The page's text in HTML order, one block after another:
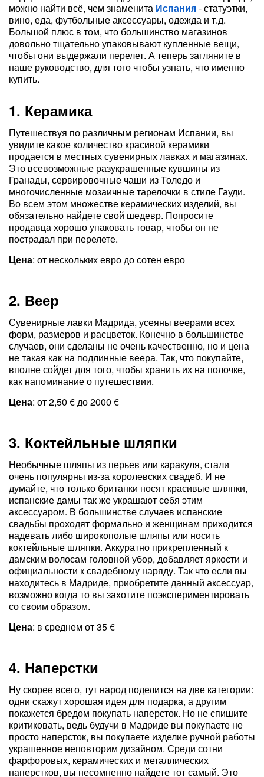
можно найти всё, чем знаменита Испания- статуэтки,
вино, еда, футбольные аксессуары, одежда и т.д.
Большой плюс в том, что большинство магазинов
довольно тщательно упаковывают купленные вещи,
чтобы они выдержали перелет. А теперь загляните в
наше руководство, для того чтобы узнать, что именно
купить.
1. Керамика
Путешествуя по различным регионам Испании, вы
увидите какое количество красивой керамики
продается в местных сувенирных лавках и магазинах.
Это всевозможные разукрашенные кувшины из
Гранады, сервировочные чаши из Толедо и
многочисленные мозаичные тарелочки в стиле Гауди.
Во всем этом множестве керамических изделий, вы
обязательно найдете свой шедевр. Попросите
продавца хорошо упаковать товар, чтобы он не
пострадал при перелете.
Цена: от нескольких евро до сотен евро
2. Веер
Сувенирные лавки Мадрида, усеяны веерами всех
форм, размеров и расцветок. Конечно в большинстве
случаев, они сделаны не очень качественно, но и цена
не такая как на подлинные веера. Так, что покупайте,
вполне сойдет для того, чтобы хранить их на полочке,
как напоминание о путешествии.
Цена: от 2,50 € до 2000 €
3. Коктейльные шляпки
Необычные шляпы из перьев или каракуля, стали
очень популярны из-за королевских свадеб. И не
думайте, что только британки носят красивые шляпки,
испанские дамы так же украшают себя этим
аксессуаром. В большинстве случаев испанские
свадьбы проходят формально и женщинам приходится
надевать либо широкополые шляпы или носить
коктейльные шляпки. Аккуратно прикрепленный к
дамским волосам головной убор, добавляет яркости и
официальности к свадебному наряду. Так что если вы
находитесь в Мадриде, приобретите данный аксессуар,
возможно когда то вы захотите поэкспериментировать
со своим образом.
Цена: в среднем от 35 €
4. Наперстки
Ну скорее всего, тут народ поделится на две категории:
одни скажут хорошая идея для подарка, а другим
покажется бредом покупать наперсток. Но не спишите
критиковать, ведь будучи в Мадриде вы покупаете не
просто наперсток, вы покупаете изделие ручной работы
украшенное неповторим дизайном. Среди сотни
фарфоровых, керамических и металлических
наперстков, вы несомненно найдете тот самый. Это